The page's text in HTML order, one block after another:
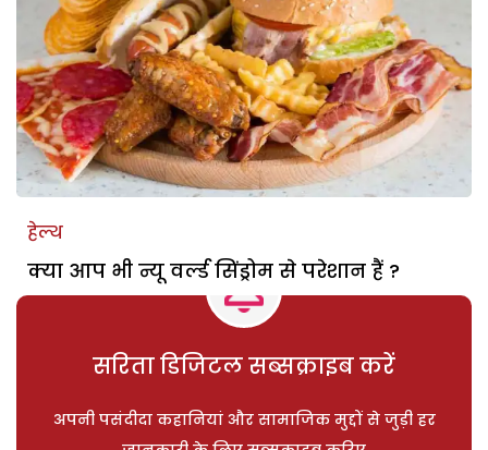
हेल्थ
क्या आप भी न्यू वर्ल्ड सिंड्रोम से परेशान हैं ?
सरिता डिजिटल सब्सक्राइब करें
अपनी पसंदीदा कहानियां और सामाजिक मुद्दों से जुड़ी हर